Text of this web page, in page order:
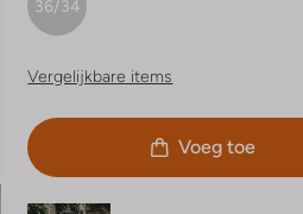
36/34
Vergelijkbare items
Voeg toe